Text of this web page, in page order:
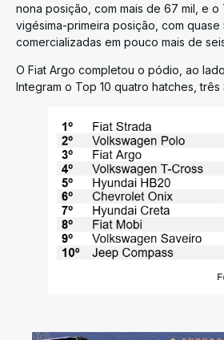
nona posição, com mais de 67 mil, e
vigésima-primeira posição, com quase
comercializadas em pouco mais de
O Fiat Argo completou o pódio, ao
Integram o Top 10 quatro hatches,